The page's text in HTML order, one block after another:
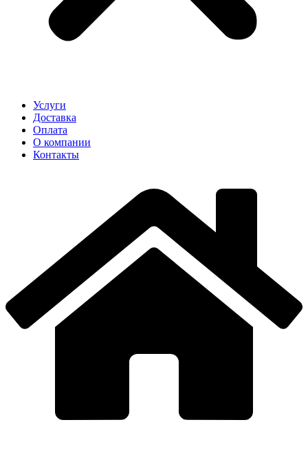
Услуги
Доставка
Оплата
О компании
Контакты